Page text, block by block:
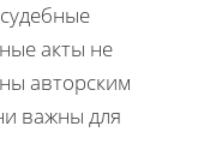
акты не
авторским
важны для